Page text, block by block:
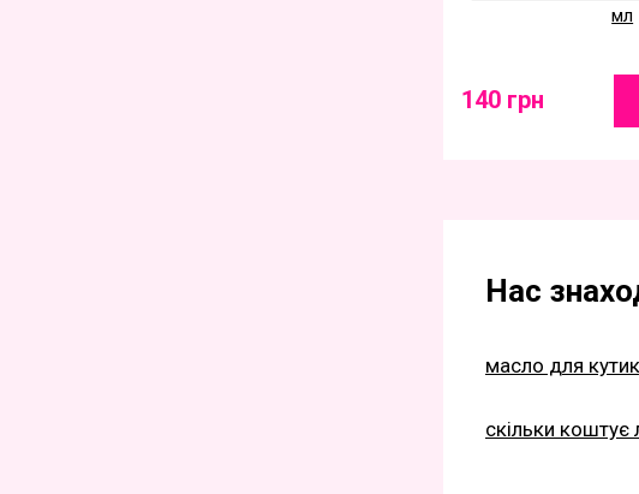
мл
140 грн
Нас
масло для
скільки коштує